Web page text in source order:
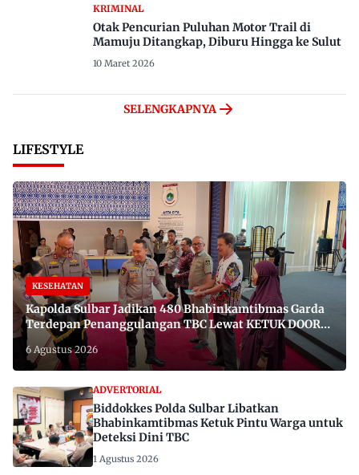
KRIMINAL
Otak Pencurian Puluhan Motor Trail di
Mamuju Ditangkap, Diburu Hingga ke Sulut
10 Maret 2026
SELENGKAPNYA
LIFESTYLE
KESEHATAN
Kapolda Sulbar Jadikan 480 Bhabinkamtibmas Garda
Terdepan Penanggulangan TBC Lewat KETUK DOORS
di 650 Desa
6 Agustus 2026
ADVERTORIAL
Biddokkes Polda Sulbar Libatkan
Bhabinkamtibmas Ketuk Pintu Warga untuk
Deteksi Dini TBC
1 Agustus 2026